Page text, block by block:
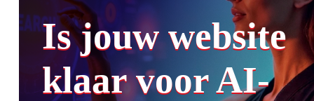
Is jouw website
klaar voor AI-